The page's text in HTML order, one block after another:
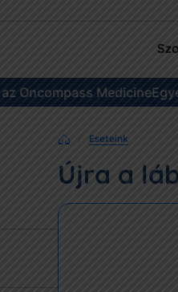
Medicine
Eseteink
Újra a